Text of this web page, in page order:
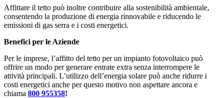
Affittare il tetto può inoltre contribuire alla sostenibilità ambientale,
consentendo la produzione di energia rinnovabile e riducendo le
emissioni di gas serra e i costi energetici.
Benefici per le Aziende
Per le imprese, l’affitto del tetto per un impianto fotovoltaico può
offrire un modo per generare entrate extra senza interrompere le
attività principali. L’utilizzo dell’energia solare può anche ridurre i
costi energetici anche per questo motivo non aspettare ancora e
chiama 800 955358!